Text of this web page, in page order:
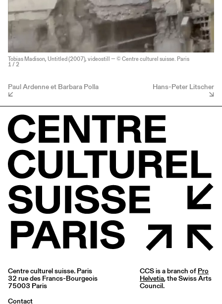
Tobias Madison, Untitled (2007), videostill — © Centre culturel suisse. Paris
1 / 2
Paul Ardenne et Barbara Polla Hans-Peter Litscher
Centre culturel suisse. Paris
32 rue des Francs-Bourgeois
75003 Paris
Contact
CCS is a branch of Pro
Helvetia, the Swiss Arts
Council.